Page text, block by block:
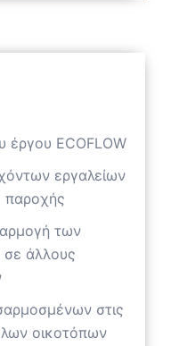
έργου ECOFLOW
εργαλείων
παροχής
των
σε άλλους
στις
οικοτόπων